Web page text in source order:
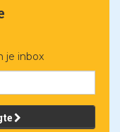
je inbox